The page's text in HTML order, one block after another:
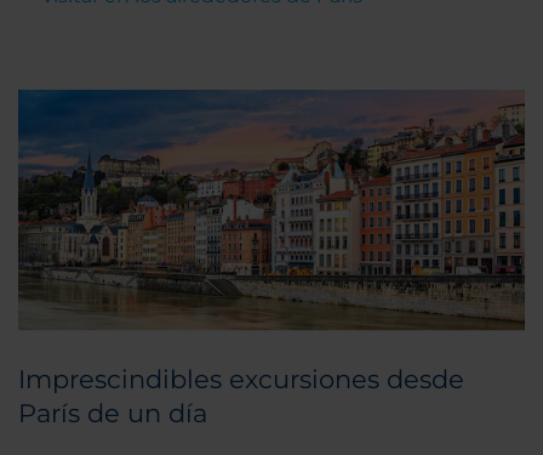
Imprescindibles excursiones desde
París de un día